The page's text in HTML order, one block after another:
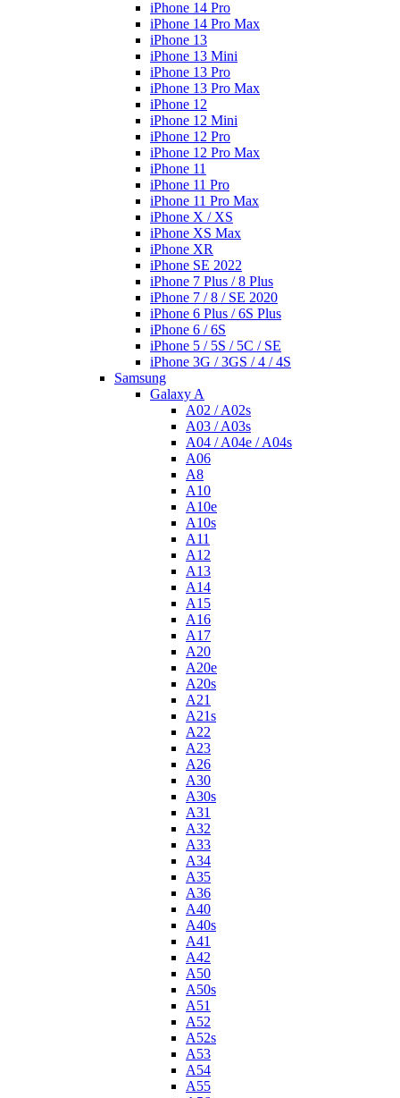
iPhone 14 Pro
iPhone 14 Pro Max
iPhone 13
iPhone 13 Mini
iPhone 13 Pro
iPhone 13 Pro Max
iPhone 12
iPhone 12 Mini
iPhone 12 Pro
iPhone 12 Pro Max
iPhone 11
iPhone 11 Pro
iPhone 11 Pro Max
iPhone X / XS
iPhone XS Max
iPhone XR
iPhone SE 2022
iPhone 7 Plus / 8 Plus
iPhone 7 / 8 / SE 2020
iPhone 6 Plus / 6S Plus
iPhone 6 / 6S
iPhone 5 / 5S / 5C / SE
iPhone 3G / 3GS / 4 / 4S
Samsung
Galaxy A
A02 / A02s
A03 / A03s
A04 / A04e / A04s
A06
A8
A10
A10e
A10s
A11
A12
A13
A14
A15
A16
A17
A20
A20e
A20s
A21
A21s
A22
A23
A26
A30
A30s
A31
A32
A33
A34
A35
A36
A40
A40s
A41
A42
A50
A50s
A51
A52
A52s
A53
A54
A55